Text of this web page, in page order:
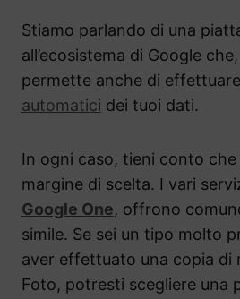
Stiamo parlando di una
all’ecosistema di Google
permette anche di effettuare
automatici dei tuoi dati.
In ogni caso, tieni conto che
margine di scelta. I vari
Google One, offrono
simile. Se sei un tipo molto
aver effettuato una copia di
Foto, potresti scegliere una